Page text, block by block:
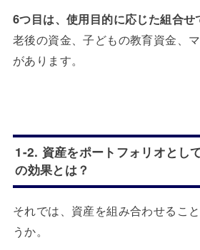
6つ目は、使用目的に応じた組合せ
老後の資金、子どもの教育資金、
があります。
1-2. 資産をポートフォリオとし
の効果とは？
それでは、資産を組み合わせるこ
うか。